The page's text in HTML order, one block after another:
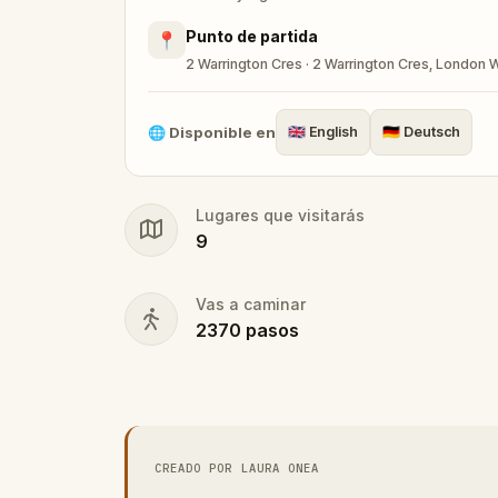
story, part quiet meditation on memory,
contemplative afternoon in one of the
📍 Punto de partida
2 Warrington Cres · 2 Warrington Cres, London
🌐 Disponible en 🇬🇧 English 🇩🇪 Deutsch
Lugares que visitarás
9
Vas a caminar
2370 pasos
CREADO POR LAURA ONEA